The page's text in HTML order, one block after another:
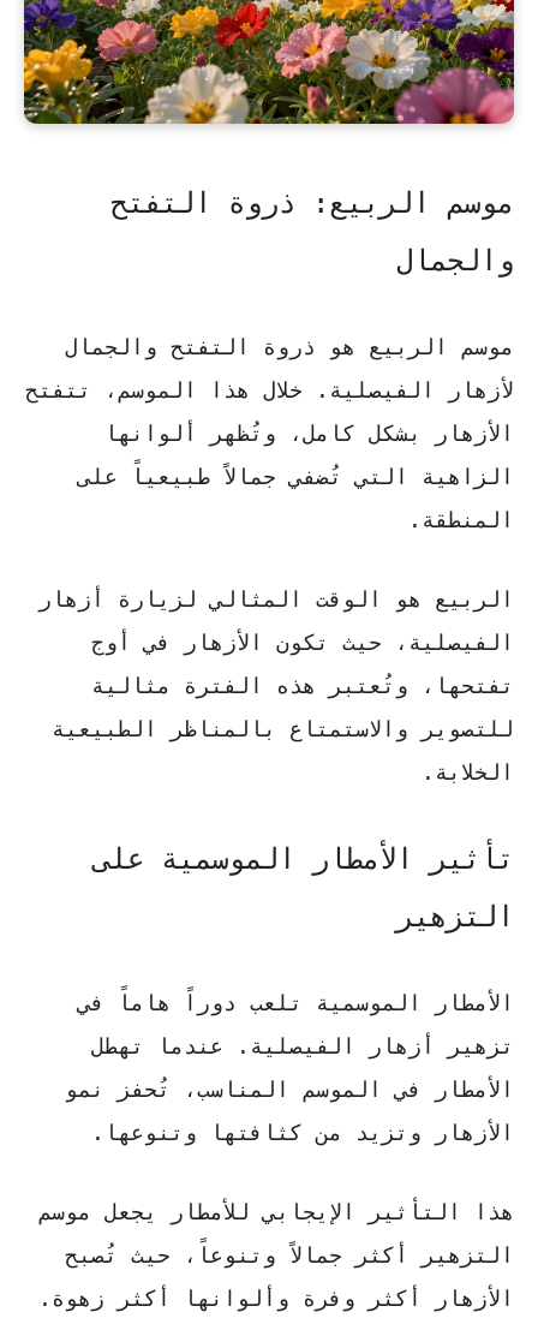
موسم الربيع: ذروة التفتح
والجمال
موسم الربيع هو ذروة التفتح والجمال
لأزهار الفيصلية. خلال هذا الموسم، تتفتح
الأزهار بشكل كامل، وتُظهر ألوانها
الزاهية التي تُضفي جمالاً طبيعياً على
المنطقة.
الربيع هو الوقت المثاليلزيارة أزهار
الفيصلية، حيث تكون الأزهار في أوج
تفتحها، وتُعتبر هذه الفترة مثالية
للتصوير والاستمتاع بالمناظر الطبيعية
الخلابة.
تأثير الأمطار الموسمية على
التزهير
الأمطار الموسمية تلعب دوراً هاماً في
تزهير أزهار الفيصلية. عندما تهطل
الأمطار في الموسم المناسب، تُحفز نمو
الأزهار وتزيد من كثافتها وتنوعها.
هذا التأثير الإيجابي للأمطار يجعل موسم
التزهير
أكثر جمالاً وتنوعاً، حيث تُصبح
الأزهار أكثر وفرة وألوانها أكثر زهوة.